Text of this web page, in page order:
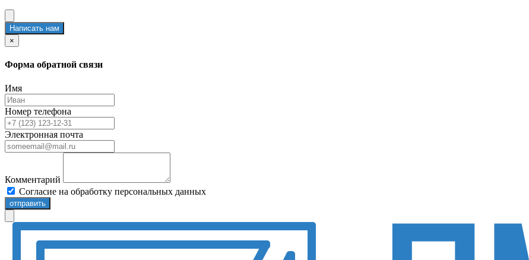
Написать нам
×
Форма обратной связи
Имя
Номер телефона
Электронная почта
Комментарий
Согласие на обработку персональных данных
отправить